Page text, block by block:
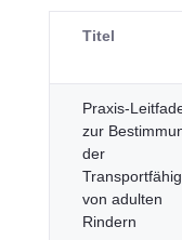
Titel
Praxis-
zur
der
von adulten
Rindern